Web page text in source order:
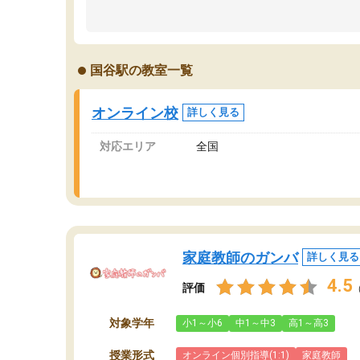
い
国谷駅の教室一覧
オンライン校 詳しく見る
対応エリア 全国
家庭教師のガンバ 詳しく見る
評価 4.5
対象学年 小1～小6 中1～中3 高1～高3
授業形式 オンライン個別指導(1:1) 家庭教師